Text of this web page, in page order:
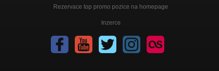
Rezervace top promo pozice na homepage
Inzerce